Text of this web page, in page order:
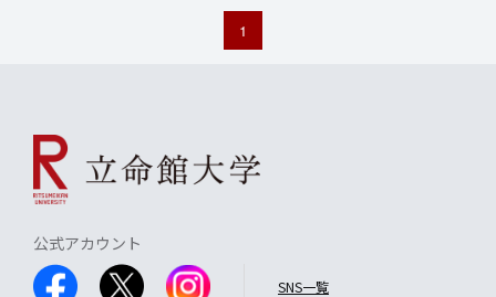
1
公式アカウント
SNS一覧